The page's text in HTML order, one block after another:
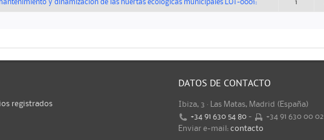
y dinamización de las huertas ecológicas municipales LOT-0001: 1
registrados
DATOS DE CONTACTO
Ibiza, 3 · Las Matas, Madrid (España)
+34 91 630 54 80 -
+34 91 630 00 02
Enviar e-mail: contacto